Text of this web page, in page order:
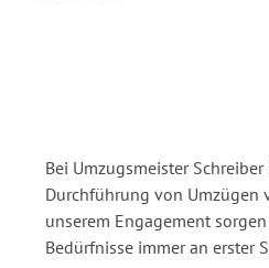
Bei Umzugsmeister
Durchführung von Umzügen
unserem Engagement
Bedürfnisse immer an erster